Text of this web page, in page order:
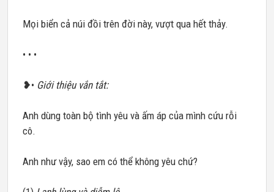
Mọi biển cả núi đồi trên đời này, vượt qua hết thảy.
• • •
❥• Giới thiệu vắn tắt:
Anh dùng toàn bộ tình yêu và ấm áp của mình cứu rỗi
cô.
Anh như vậy, sao em có thể không yêu chứ?